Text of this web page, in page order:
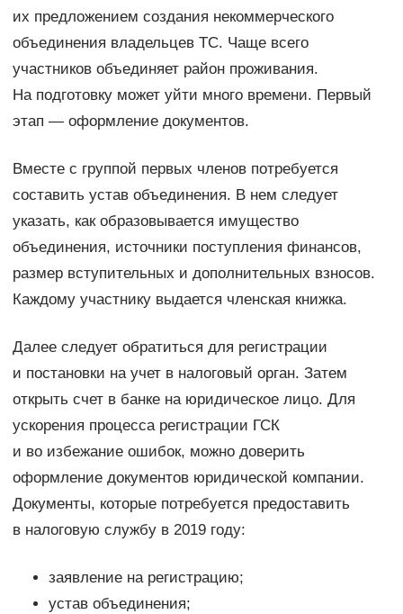
их предложением создания некоммерческого
объединения владельцев ТС. Чаще всего
участников объединяет район проживания.
На подготовку может уйти много времени. Первый
этап — оформление документов.
Вместе с группой первых членов потребуется
составить устав объединения. В нем следует
указать, как образовывается имущество
объединения, источники поступления финансов,
размер вступительных и дополнительных взносов.
Каждому участнику выдается членская книжка.
Далее следует обратиться для регистрации
и постановки на учет в налоговый орган. Затем
открыть счет в банке на юридическое лицо. Для
ускорения процесса регистрации ГСК
и во избежание ошибок, можно доверить
оформление документов юридической компании.
Документы, которые потребуется предоставить
в налоговую службу в 2019 году:
заявление на регистрацию;
устав объединения;